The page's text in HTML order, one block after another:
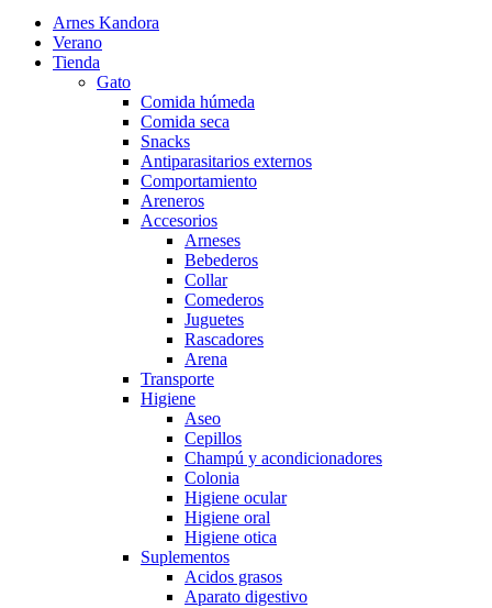
Arnes Kandora
Verano
Tienda
Gato
Comida húmeda
Comida seca
Snacks
Antiparasitarios externos
Comportamiento
Areneros
Accesorios
Arneses
Bebederos
Collar
Comederos
Juguetes
Rascadores
Arena
Transporte
Higiene
Aseo
Cepillos
Champú y acondicionadores
Colonia
Higiene ocular
Higiene oral
Higiene otica
Suplementos
Acidos grasos
Aparato digestivo